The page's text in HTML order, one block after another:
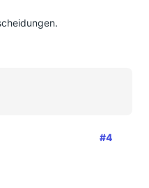
#4